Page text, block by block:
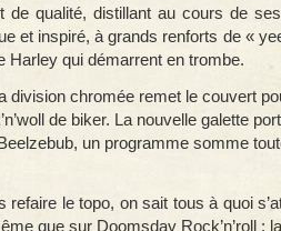
de qualité, distillant au cours de
et inspiré, à grands renforts de «
Harley qui démarrent en trombe.
division chromée remet le couvert
de biker. La nouvelle galette
un programme somme
refaire le topo, on sait tous à quoi
que sur Doomsday Rock’n’roll :